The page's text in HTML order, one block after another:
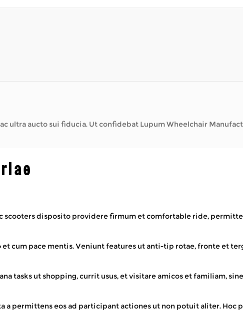
Lupum Wheelchair Manufacturer intentionalem
Lupum Wheelchair Manufacturer intentionalem
disposito providere firmum et comfortable ride,
cum pace mentis. Veniunt features ut anti-tip rotae, fronte et
tasks ut shopping, currit usus, et visitare amicos et familiam,
a permittens eos ad participant actiones ut non potuit aliter. Hoc